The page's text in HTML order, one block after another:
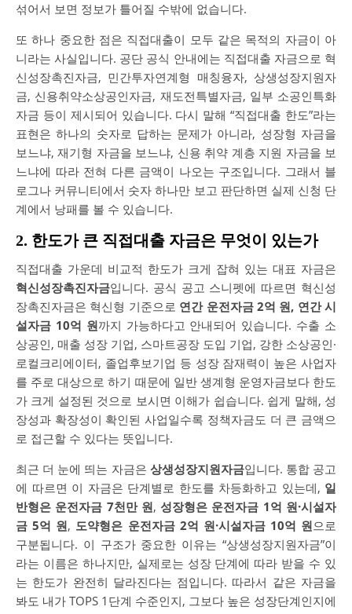
섞어서 보면 정보가 틀어질 수밖에 없습니다.
또 하나 중요한 점은 직접대출이 모두 같은 목적의 자금이 아
니라는 사실입니다. 공단 공식 안내에는 직접대출 자금으로 혁
신성장촉진자금, 민간투자연계형 매칭융자, 상생성장지원자
금, 신용취약소상공인자금, 재도전특별자금, 일부 소공인특화
자금 등이 제시되어 있습니다. 다시 말해 “직접대출 한도”라는
표현은 하나의 숫자로 답하는 문제가 아니라, 성장형 자금을
보느냐, 재기형 자금을 보느냐, 신용 취약 계층 지원 자금을 보
느냐에 따라 전혀 다른 금액이 나오는 구조입니다. 그래서 블
로그나 커뮤니티에서 숫자 하나만 보고 판단하면 실제 신청 단
계에서 낭패를 볼 수 있습니다.
2. 한도가 큰 직접대출 자금은 무엇이 있는가
직접대출 가운데 비교적 한도가 크게 잡혀 있는 대표 자금은
혁신성장촉진자금입니다. 공식 공고 스니펫에 따르면 혁신성
장촉진자금은 혁신형 기준으로 연간 운전자금 2억 원, 연간 시
설자금 10억 원까지 가능하다고 안내되어 있습니다. 수출 소
상공인, 매출 성장 기업, 스마트공장 도입 기업, 강한 소상공인·
로컬크리에이터, 졸업후보기업 등 성장 잠재력이 높은 사업자
를 주로 대상으로 하기 때문에 일반 생계형 운영자금보다 한도
가 크게 설정된 것으로 보시면 이해가 쉽습니다. 쉽게 말해, 성
장성과 확장성이 확인된 사업일수록 정책자금도 더 큰 금액으
로 접근할 수 있다는 뜻입니다.
최근 더 눈에 띄는 자금은 상생성장지원자금입니다. 통합 공고
에 따르면 이 자금은 단계별로 한도를 차등화하고 있는데, 일
반형은 운전자금 7천만 원,성장형은 운전자금 1억 원·시설자
금 5억 원, 도약형은 운전자금 2억 원·시설자금 10억 원으로
구분됩니다. 이 구조가 중요한 이유는 “상생성장지원자금”이
라는 이름은 하나지만, 실제로는 성장 단계에 따라 받을 수 있
는 한도가 완전히 달라진다는 점입니다. 따라서 같은 자금을
봐도 내가 TOPS 1단계 수준인지, 그보다 높은 성장단계인지에